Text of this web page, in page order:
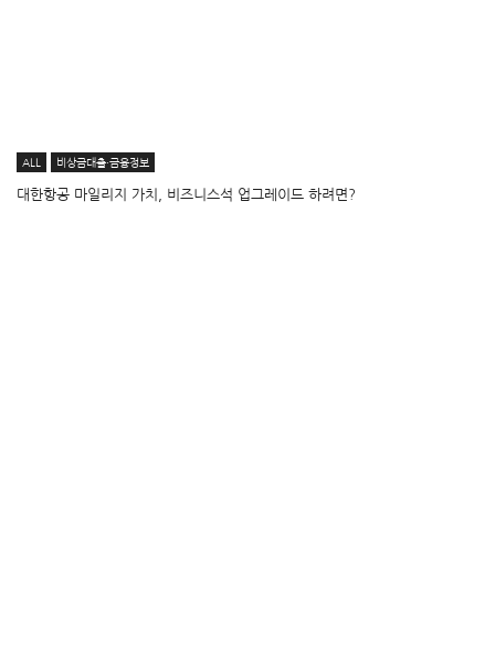
ALL 비상금대출·금융정보
대한항공 마일리지 가치, 비즈니스석 업그레이드 하려면?